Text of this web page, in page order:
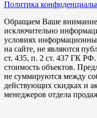
Политика
Обращаем Ваше внимание
исключительно
условиях
на сайте, не являются
ст. 435, п. 2 ст. 437 ГК
стоимость объектов.
не суммируются между
действующих скидках и
менеджеров отдела